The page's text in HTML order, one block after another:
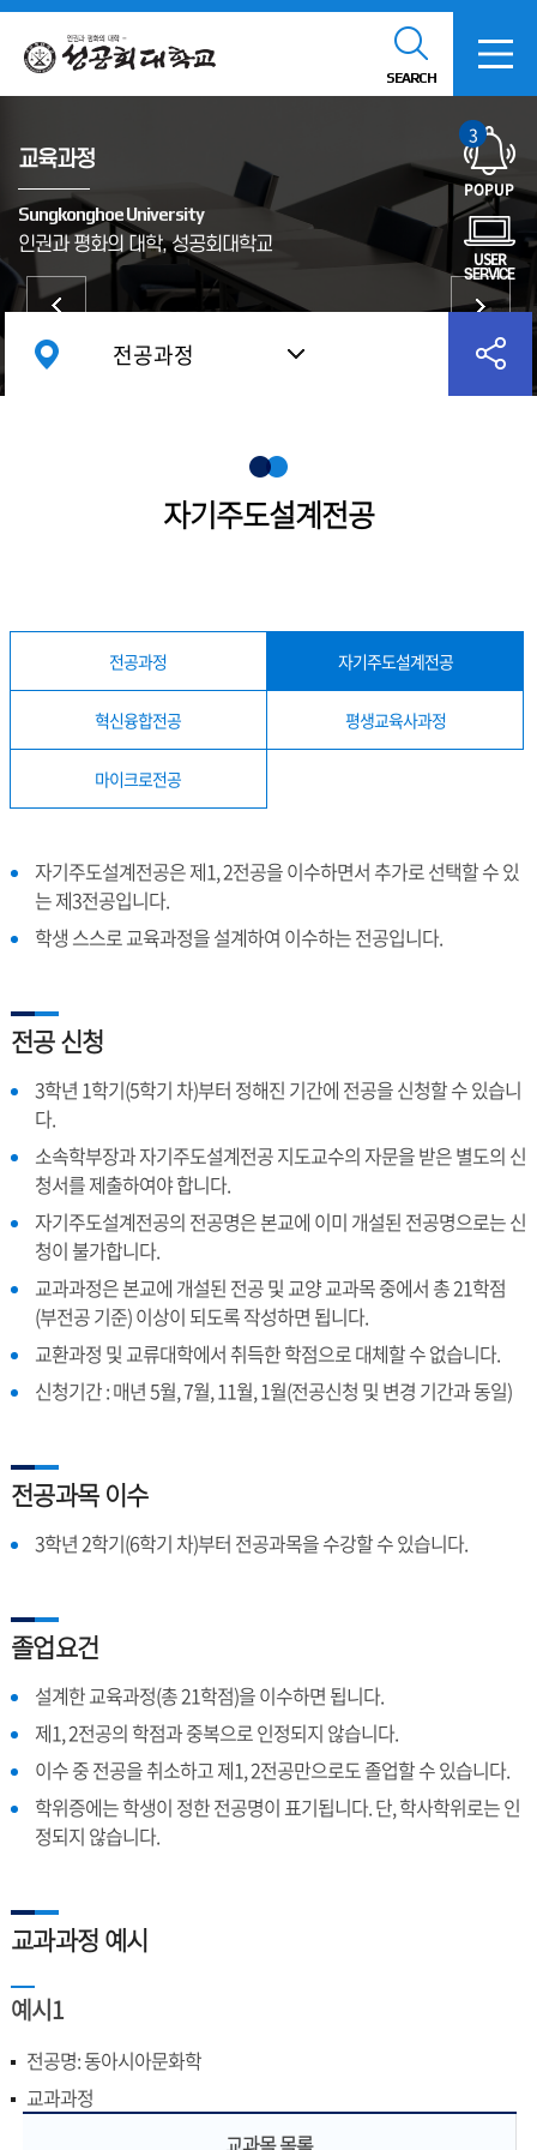
SEARCH
POPUP
3
USER
SERVICE
교육과정
Sungkonghoe University
인권과 평화의 대학, 성공회대학교
전공과정
자기주도설계전공
전공과정 자기주도설계전공
혁신융합전공 평생교육사과정
마이크로전공
자기주도설계전공은 제1, 2전공을 이수하면서 추가로 선택할 수 있
는 제3전공입니다.
학생 스스로 교육과정을 설계하여 이수하는 전공입니다.
전공 신청
3학년 1학기(5학기 차)부터 정해진 기간에 전공을 신청할 수 있습니
다.
소속학부장과 자기주도설계전공 지도교수의 자문을 받은 별도의 신
청서를 제출하여야 합니다.
자기주도설계전공의 전공명은 본교에 이미 개설된 전공명으로는 신
청이 불가합니다.
교과과정은 본교에 개설된 전공 및 교양 교과목 중에서 총 21학점
(부전공 기준) 이상이 되도록 작성하면 됩니다.
교환과정 및 교류대학에서 취득한 학점으로 대체할 수 없습니다.
신청기간 : 매년 5월, 7월, 11월, 1월(전공신청 및 변경 기간과 동일)
전공과목 이수
3학년 2학기(6학기 차)부터 전공과목을 수강할 수 있습니다.
졸업요건
설계한 교육과정(총 21학점)을 이수하면 됩니다.
제1, 2전공의 학점과 중복으로 인정되지 않습니다.
이수 중 전공을 취소하고 제1, 2전공만으로도 졸업할 수 있습니다.
학위증에는 학생이 정한 전공명이 표기됩니다. 단, 학사학위로는 인
정되지 않습니다.
교과과정 예시
예시1
전공명: 동아시아문화학
교과과정
교과목 목록